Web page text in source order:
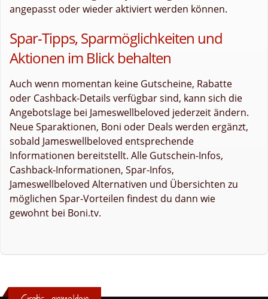
angepasst oder wieder aktiviert werden können.
Spar-Tipps, Sparmöglichkeiten und
Aktionen im Blick behalten
Auch wenn momentan keine Gutscheine, Rabatte
oder Cashback-Details verfügbar sind, kann sich die
Angebotslage bei Jameswellbeloved jederzeit ändern.
Neue Sparaktionen, Boni oder Deals werden ergänzt,
sobald Jameswellbeloved entsprechende
Informationen bereitstellt. Alle Gutschein-Infos,
Cashback-Informationen, Spar-Infos,
Jameswellbeloved Alternativen und Übersichten zu
möglichen Spar-Vorteilen findest du dann wie
gewohnt bei Boni.tv.